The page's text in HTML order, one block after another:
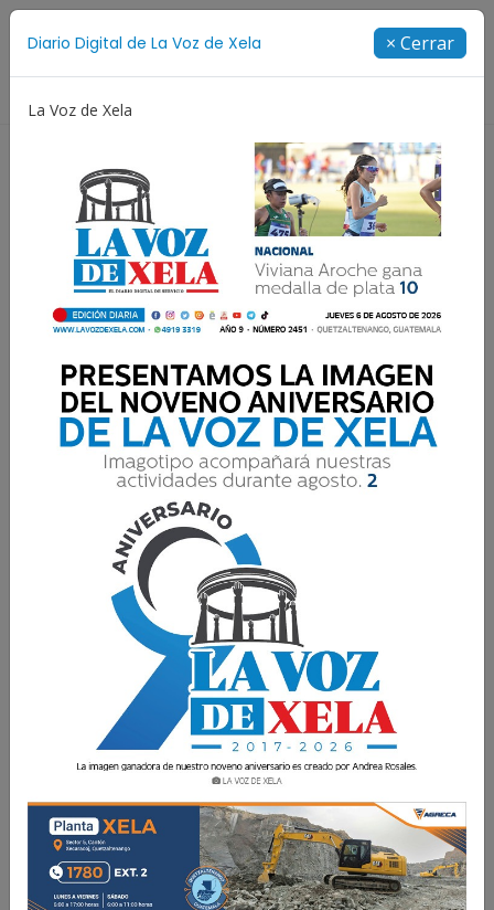
Diario Digital de La Voz de Xela × Cerrar
La Voz de Xela
Si Jesús no renunció a la
cruz, ustedes tampoco
P. Orlando Pérez 11 Abril 2026 07:00
“La mies es mucha y los trabajadores pocos”,
(Mt 9, 37-38). La Arquidiócesis de los Altos tiene